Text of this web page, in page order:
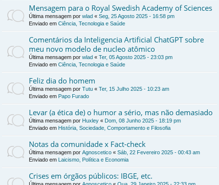
Mensagem para o Royal Swedish Academy of Sciences
Última mensagem por wlad « Seg, 25 Agosto 2025 - 16:58 pm
Enviado em Ciência, Tecnologia e Saúde
Comentários da Inteligencia Artificial ChatGPT sobre
meu novo modelo de nucleo atômico
Última mensagem por wlad « Ter, 05 Agosto 2025 - 23:03 pm
Enviado em Ciência, Tecnologia e Saúde
Feliz dia do homem
Última mensagem por Tutu « Ter, 15 Julho 2025 - 10:23 am
Enviado em Papo Furado
Levar (a ética de) o humor a sério, mas não demasiado
Última mensagem por Huxley « Dom, 08 Junho 2025 - 18:19 pm
Enviado em História, Sociedade, Comportamento e Filosofia
Notas da comunidade x Fact-check
Última mensagem por Agnoscetico « Sáb, 22 Fevereiro 2025 - 00:43 am
Enviado em Laicismo, Política e Economia
Crises em órgãos públicos: IBGE, etc.